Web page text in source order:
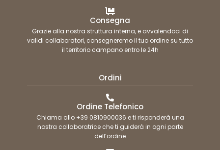
Consegna
Grazie alla nostra struttura interna, e avvalendoci di
validi collaboratori, consegneremo il tuo ordine su tutto
il territorio campano entro le 24h
Ordini
Ordine Telefonico
Chiama allo +39 0810900036 e ti risponderà una
nostra collaboratrice che ti guiderà in ogni parte
dell’ordine